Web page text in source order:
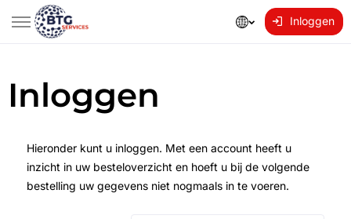
Inloggen
Inloggen
Hieronder kunt u inloggen. Met een account heeft u
inzicht in uw besteloverzicht en hoeft u bij de volgende
bestelling uw gegevens niet nogmaals in te voeren.